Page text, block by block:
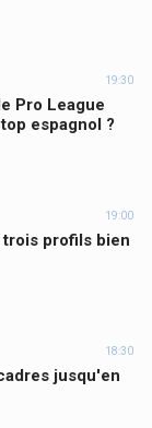
19:30
Pro League
espagnol ?
19:00
profils bien
18:30
jusqu'en